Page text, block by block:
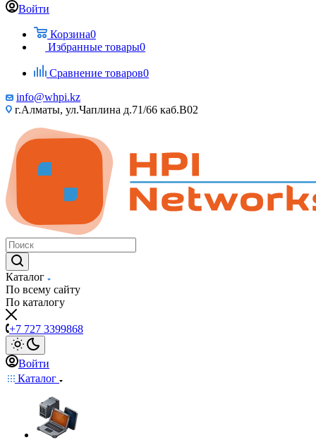
Войти
Корзина0
Избранные товары0
Сравнение товаров0
info@whpi.kz
г.Алматы, ул.Чаплина д.71/66 каб.B02
Каталог
По всему сайту
По каталогу
+7 727 3399868
Войти
Каталог